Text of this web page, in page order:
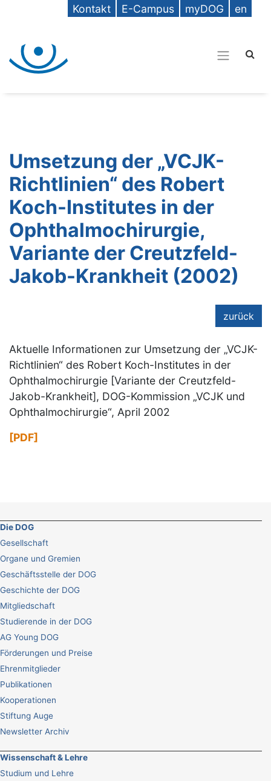
Kontakt E-Campus myDOG en
Umsetzung der „VCJK-
Richtlinien“ des Robert
Koch-Institutes in der
Ophthalmochirurgie,
Variante der Creutzfeld-
Jakob-Krankheit (2002)
zurück
Aktuelle Informationen zur Umsetzung der „VCJK-
Richtlinien“ des Robert Koch-Institutes in der
Ophthalmochirurgie [Variante der Creutzfeld-
Jakob-Krankheit], DOG-Kommission „VCJK und
Ophthalmochirurgie“, April 2002
[PDF]
Die DOG
Gesellschaft
Organe und Gremien
Geschäftsstelle der DOG
Geschichte der DOG
Mitgliedschaft
Studierende in der DOG
AG Young DOG
Förderungen und Preise
Ehrenmitglieder
Publikationen
Kooperationen
Stiftung Auge
Newsletter Archiv
Wissenschaft & Lehre
Studium und Lehre